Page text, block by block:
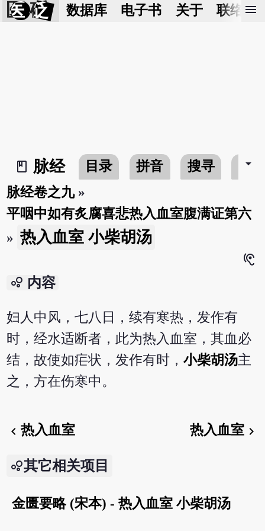
医 砭 数据库 电子书 关于 联络我
menu
book_2
脉经 目录 拼音 搜寻 书介
arrow_drop_down
脉经卷之九»
平咽中如有炙腐喜悲热入血室腹满证第六
» 热入血室 小柴胡汤
hearing
bubble_chart 内容
妇人中风，七八日，续有寒热，发作有
时，经水适断者，此为热入血室，其血必
结，故使如疟状，发作有时，小柴胡汤主
之，方在伤寒中。
chevron_left热入血室 热入血室chevron_right
其它相关项目
金匮要略 (宋本) - 热入血室 小柴胡汤